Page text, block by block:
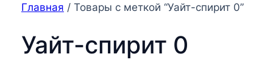
Главная / Товары с меткой “Уайт-спирит 0”
Уайт-спирит 0